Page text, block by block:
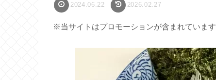
2024.06.22 2026.02.27
※当サイトはプロモーションが含まれています